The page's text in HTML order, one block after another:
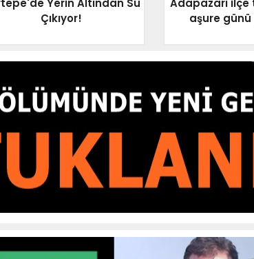
Yerin Altından Su
Çıkıyor!
Adapazarı ilçe
aşure günü